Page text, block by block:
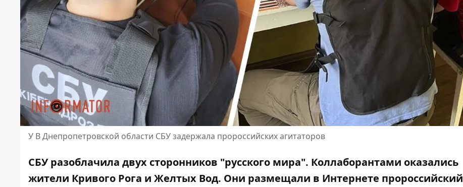
У В Днепропетровской области СБУ задержала пророссийских агитаторов
СБУ разоблачила двух сторонников "русского мира". Коллаборантами оказались
жители Кривого Рога и Желтых Вод. Они размещали в Интернете пророссийский